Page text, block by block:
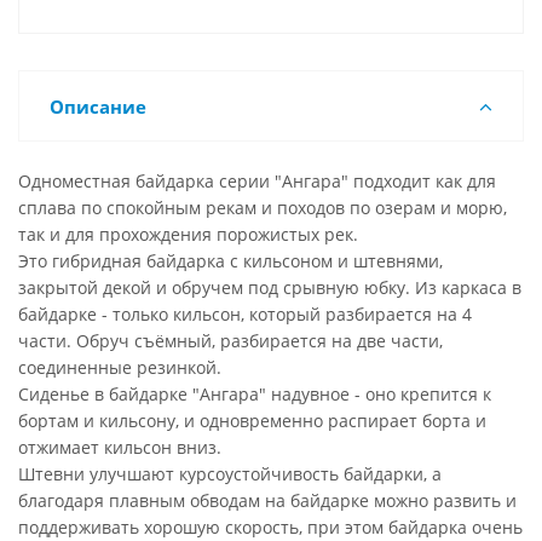
Описание
Одноместная байдарка серии "Ангара" подходит как для
сплава по спокойным рекам и походов по озерам и морю,
так и для прохождения порожистых рек.
Это гибридная байдарка с кильсоном и штевнями,
закрытой декой и обручем под срывную юбку. Из каркаса в
байдарке - только кильсон, который разбирается на 4
части. Обруч съёмный, разбирается на две части,
соединенные резинкой.
Сиденье в байдарке "Ангара" надувное - оно крепится к
бортам и кильсону, и одновременно распирает борта и
отжимает кильсон вниз.
Штевни улучшают курсоустойчивость байдарки, а
благодаря плавным обводам на байдарке можно развить и
поддерживать хорошую скорость, при этом байдарка очень